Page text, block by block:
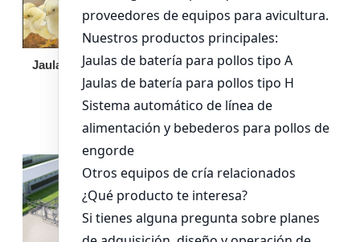
Jaula de pollo pollita
Bandeja de
alimentación para
pollos de engorde